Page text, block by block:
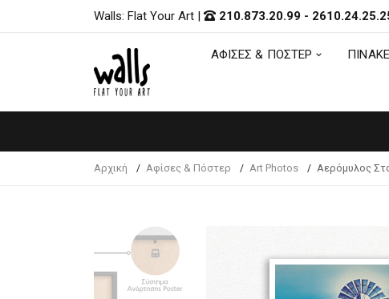
ΑΦΙΣΕΣ & ΠΟΣΤΕΡ
Walls: Flat Your Art | 210.873.20.99 -
ΑΦΙΣΕΣ & ΠΟΣΤΕΡ
Αρχική Αφίσες & Πόστερ Art Photos Αερόμυλος